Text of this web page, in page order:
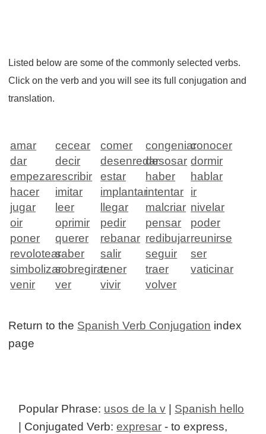
Listed below are some of the commonly selected verbs.
Click on the verb and you will see its full conjugation and
translation.
amar cecear comer congeniarconocer
dar
decir desenredardesosar dormir
empezarescribir estar haber
hablar
hacer
imitar implantarintentar
ir
jugar
leer llegar malcriar nivelar
oir
oprimir pedir pensar
poder
poner
querer rebanar redibujarreunirse
revolotearsaber salir seguir
ser
simbolizarsobregirartener traer
vaticinar
venir
ver vivir volver
Return to the Spanish Verb Conjugation index
page
Popular Phrase: usos de la v
Spanish hello
| Conjugated Verb:expresar - to express,